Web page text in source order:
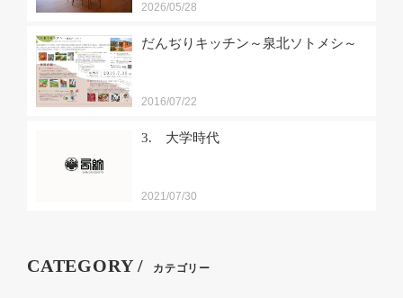
2026/05/28
だんぢりキッチン～泉北ソトメシ～
2016/07/22
3. 大学時代
2021/07/30
CATEGORY / カテゴリー